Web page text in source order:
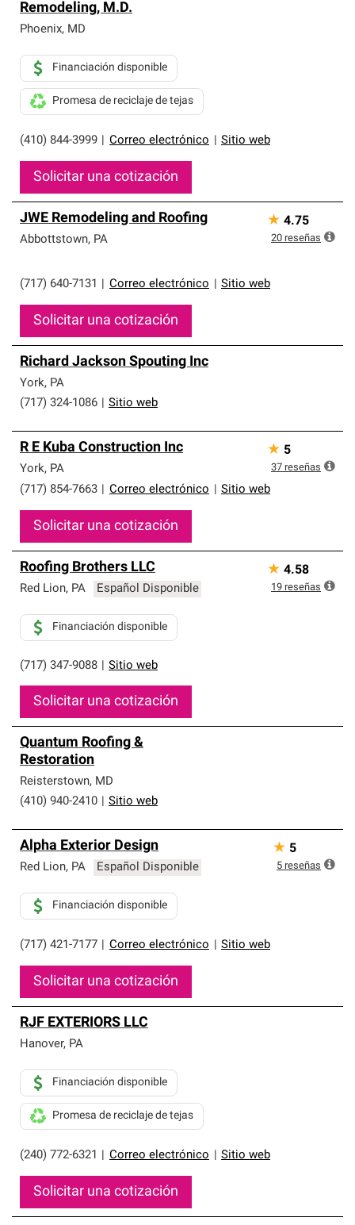
parte de una red exclusiva de profesionales de techos
que cumplen con altos estándares y requisitos estrictos
Remodeling, M.D.
Phoenix, MD
(410) 844-3999 Correo electrónico Sitio web
Financiación disponible
Promesa de reciclaje de tejas
Solicitar una cotización
JWE Remodeling and Roofing
Abbottstown, PA
(717) 640-7131 Correo electrónico Sitio web
Solicitar una cotización
★ 4.75
20 reseñas
Richard Jackson Spouting Inc
York, PA
(717) 324-1086
Sitio web
R E Kuba Construction Inc
York, PA
(717) 854-7663
Correo electrónico Sitio web
Solicitar una cotización
★ 5
37 reseñas
Roofing Brothers LLC
Red Lion, PA Español Disponible
(717) 347-9088 Sitio web
Financiación disponible
Solicitar una cotización
★ 4.58
19 reseñas
Quantum Roofing &
Restoration
Reisterstown, MD
(410) 940-2410
Sitio web
Alpha Exterior Design
Red Lion, PA Español Disponible
(717) 421-7177 Correo electrónico Sitio web
Financiación disponible
Solicitar una cotización
★ 5
5 reseñas
RJF EXTERIORS LLC
Hanover, PA
(240) 772-6321 Correo electrónico Sitio web
Financiación disponible
Promesa de reciclaje de tejas
Solicitar una cotización